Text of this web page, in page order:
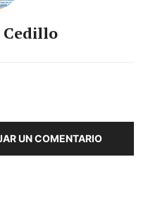
UN COMENTARIO